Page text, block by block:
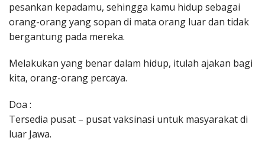
pesankan kepadamu, sehingga kamu hidup sebagai
orang-orang yang sopan di mata orang luar dan tidak
bergantung pada mereka.
Melakukan yang benar dalam hidup, itulah ajakan bagi
kita, orang-orang percaya.
Doa :
Tersedia pusat – pusat vaksinasi untuk masyarakat di
luar Jawa.